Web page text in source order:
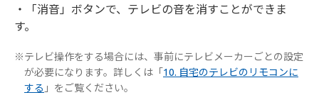
・「消音」ボタンで、テレビの音を消すことができま
す。
※テレビ操作をする場合には、事前にテレビメーカーごとの設定
が必要になります。詳しくは「 10. 自宅のテレビのリモコンに
する 」をご覧ください。